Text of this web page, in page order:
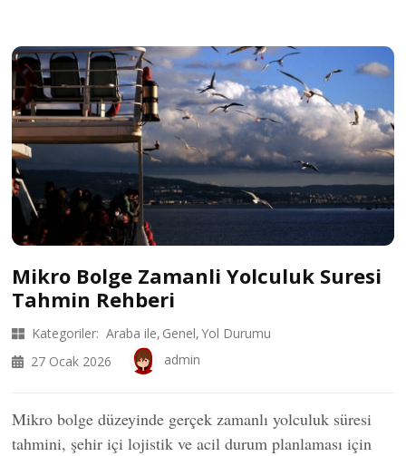
Mikro Bolge Zamanli Yolculuk Suresi
Tahmin Rehberi
Kategoriler: Araba ile Genel Yol Durumu
27 Ocak 2026
admin
Mikro bolge düzeyinde gerçek zamanlı yolculuk süresi
tahmini, şehir içi lojistik ve acil durum planlaması için